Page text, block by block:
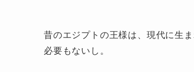
昔のエジプトの王様は、現代に生
必要もないし。